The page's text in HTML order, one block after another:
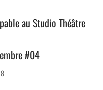
au Studio Théâtre
#04